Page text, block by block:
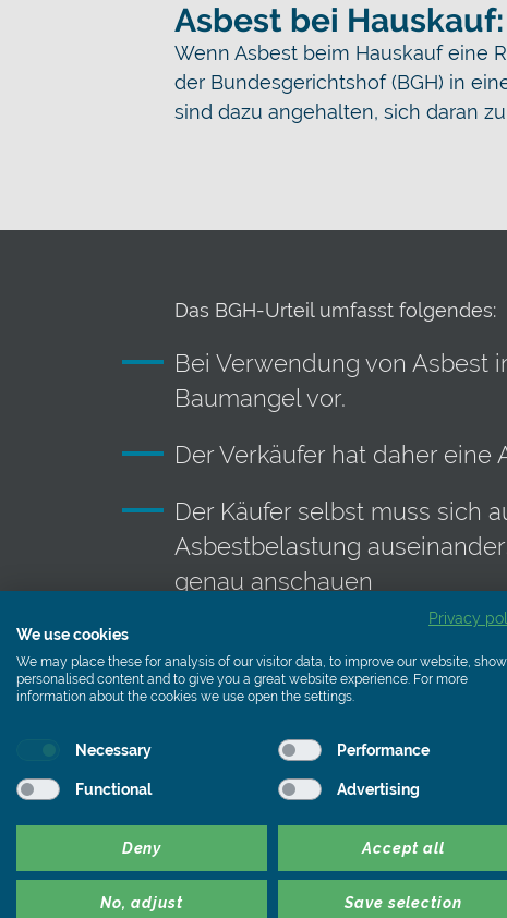
Asbest bei
Wenn Asbest beim Hauskauf eine
der Bundesgerichtshof (BGH) in
sind dazu angehalten, sich daran
Das BGH-Urteil umfasst folgendes:
Bei Verwendung von Asbest
Baumangel vor.
Der Verkäufer hat daher
Der Käufer selbst muss sich
Asbestbelastung
genau anschauen
Der Verkäufer muss auf eine
aufmerksam machen.
seinen Verkehrspflichten
Inspektion der Immobilie,
Verbaute Asbestmaterialien sind
Mangel der Immobilie dar,
Privacy
We use cookies
We may place these for analysis of our visitor data, to improve our website, show
personalised content and to give you a great website experience. For more
information about the cookies we use open the settings.
Necessary Performance
Functional Advertising
Deny Accept all
No, adjust Save selection